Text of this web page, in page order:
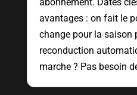
avantages : on fait le
change pour la saison
reconduction
marche ? Pas besoin